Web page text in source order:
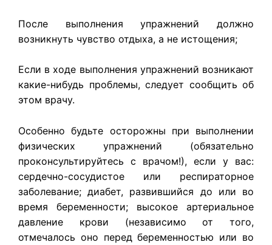
После выполнения упражнений должно
возникнуть чувство отдыха, а не истощения;
Если в ходе выполнения упражнений возникают
какие-нибудь проблемы, следует сообщить об
этом врачу.
Особенно будьте осторожны при выполнении
физических упражнений (обязательно
проконсультируйтесь с врачом!), если у вас:
сердечно-сосудистое или респираторное
заболевание; диабет, развившийся до или во
время беременности; высокое артериальное
давление крови (независимо от того,
отмечалось оно перед беременностью или во